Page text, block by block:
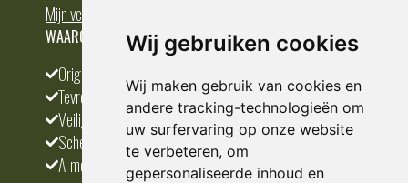
Wij gebruiken cookies
Wij maken gebruik van cookies en
andere tracking-technologieën om
uw surfervaring op onze website
te verbeteren, om
gepersonaliseerde inhoud en
Mijn verlanglijst
WAAROM BESTELLEN BIJ DEDUMP.NL
Origineel en divers
Tevreden klanten
Veilig betalen
Scherpste prijs
A-merken